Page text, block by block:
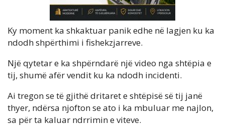
Ky moment ka shkaktuar panik edhe në lagjen ku ka
ndodh shpërthimi i fishekzjarreve.
Një qytetar e ka shpërndarë një video nga shtëpia e
tij, shumë afër vendit ku ka ndodh incidenti.
Ai tregon se të gjithë dritaret e shtëpisë së tij janë
thyer, ndërsa njofton se ato i ka mbuluar me najlon,
sa për ta kaluar ndrrimin e viteve.